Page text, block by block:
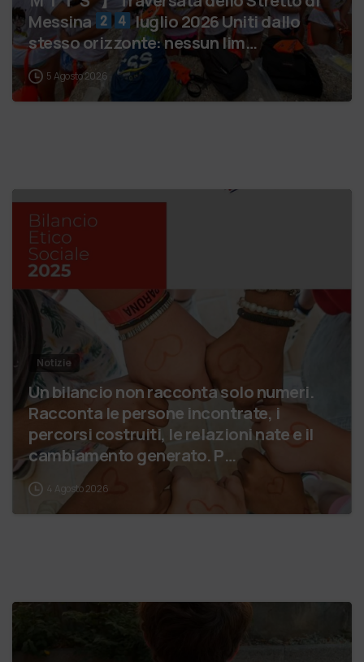
Messina
luglio 2026 Uniti dallo
stesso orizzonte: nessun lim…
5 Agosto 2026
Notizie
Un bilancio non racconta solo numeri.
Racconta le persone incontrate, i
percorsi costruiti, le relazioni nate e il
cambiamento generato. P…
4 Agosto 2026